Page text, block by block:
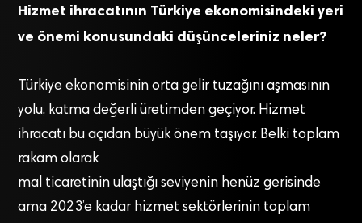
Hizmet ihracatının Türkiye ekonomisindeki yeri
ve önemi konusundaki düşünceleriniz neler?
Türkiye ekonomisinin orta gelir tuzağını aşmasının
yolu, katma değerli üretimden geçiyor. Hizmet
ihracatı bu açıdan büyük önem taşıyor. Belki toplam
rakam olarak
mal ticaretinin ulaştığı seviyenin henüz gerisinde
ama 2023’e kadar hizmet sektörlerinin toplam